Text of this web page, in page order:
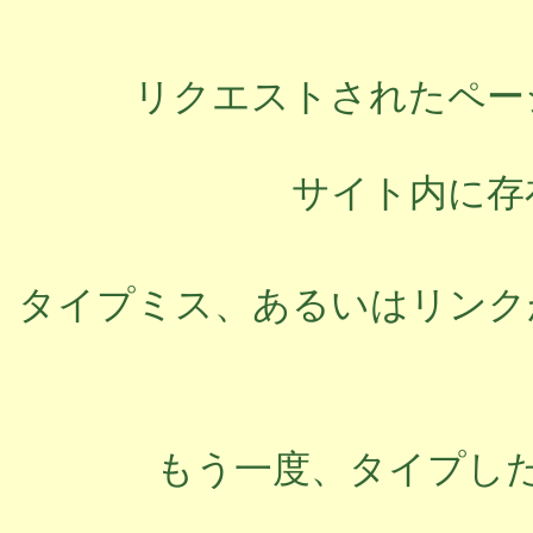
リクエストされたペ
サイト内に
タイプミス、あるいはリン
もう一度、タイプし